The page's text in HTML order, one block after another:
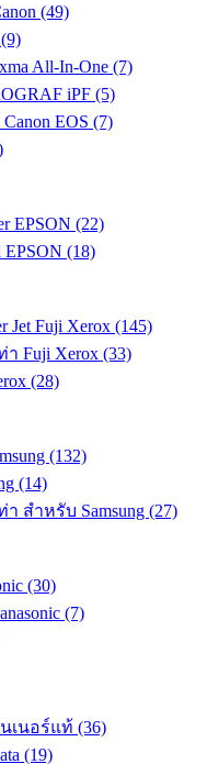
(49)
All-In-One (7)
iPF (5)
EOS (7)
EPSON (22)
(18)
Fuji Xerox (145)
Fuji Xerox (33)
(28)
(132)
(14)
สำหรับ Samsung (27)
(30)
(7)
เนอร์แท้ (36)
(19)